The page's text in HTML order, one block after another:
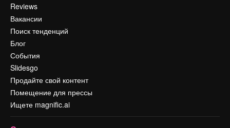
Reviews
Вакансии
Поиск тенденций
Блог
События
Slidesgo
Продайте свой контент
Помещение для прессы
Ищете magnific.ai